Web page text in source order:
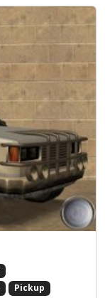
Pickup